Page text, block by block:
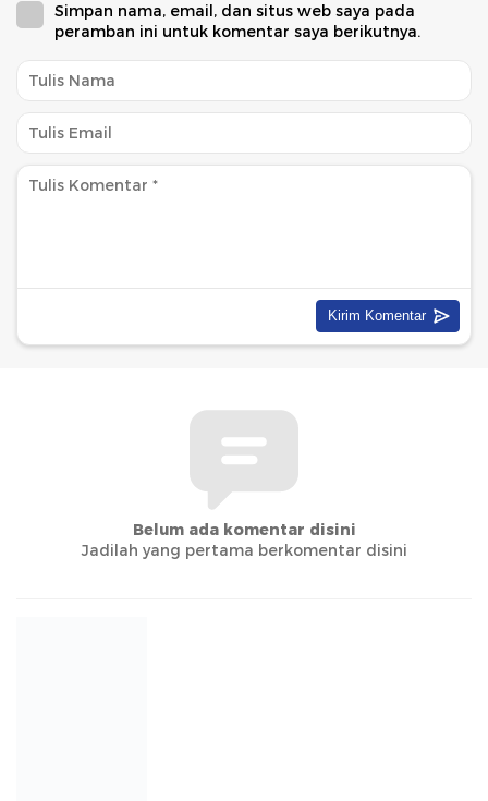
Simpan nama, email, dan situs web saya pada
peramban ini untuk komentar saya berikutnya.
Belum ada komentar disini
Jadilah yang pertama berkomentar disini